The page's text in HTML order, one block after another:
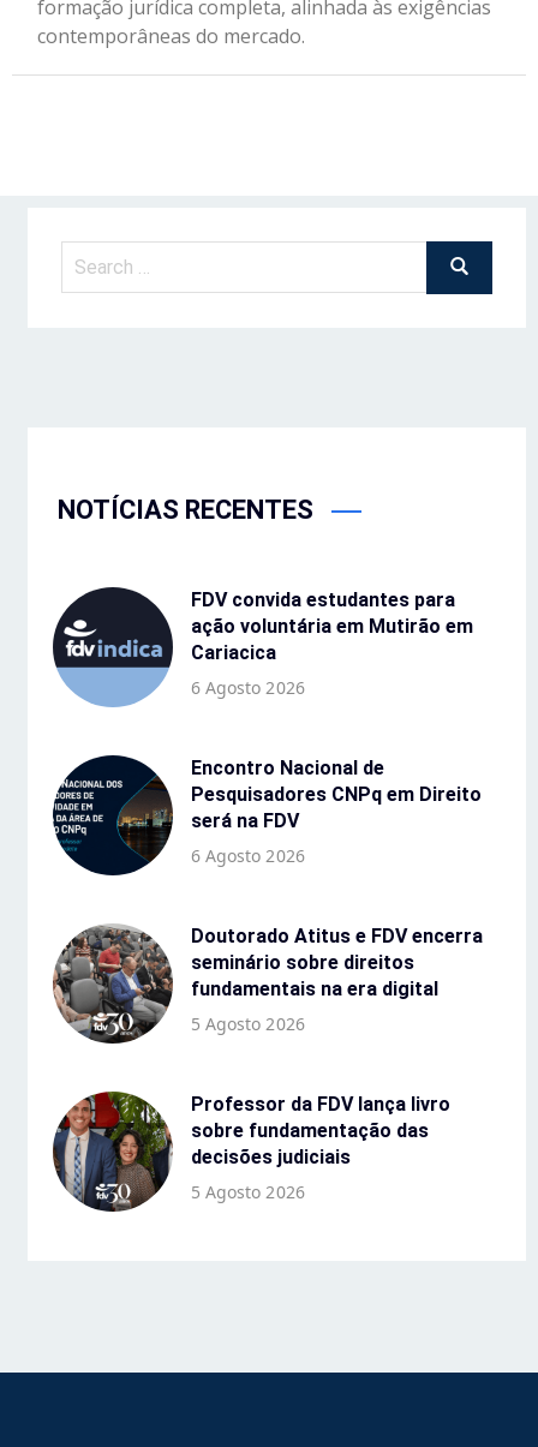
formação jurídica completa, alinhada às exigências
contemporâneas do mercado.
NOTÍCIAS RECENTES
FDV convida estudantes para
ação voluntária em Mutirão em
Cariacica
6 Agosto 2026
Encontro Nacional de
Pesquisadores CNPq em Direito
será na FDV
6 Agosto 2026
Doutorado Atitus e FDV encerra
seminário sobre direitos
fundamentais na era digital
5 Agosto 2026
Professor da FDV lança livro
sobre fundamentação das
decisões judiciais
5 Agosto 2026